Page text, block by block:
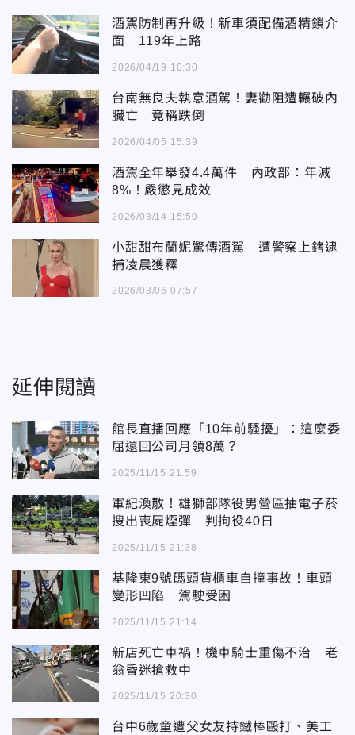
酒駕防制再升級！新車須配備酒精鎖介
面 119年上路
2026/04/19 10:30
台南無良夫執意酒駕！妻勸阻遭輾破內
臟亡 竟稱跌倒
2026/04/05 15:39
酒駕全年舉發4.4萬件 內政部：年減
8%！嚴懲見成效
2026/03/14 15:50
小甜甜布蘭妮驚傳酒駕 遭警察上銬逮
捕凌晨獲釋
2026/03/06 07:57
延伸閱讀
館長直播回應「10年前騷擾」：這麼委
屈還回公司月領8萬？
2025/11/15 21:59
軍紀渙散！雄獅部隊役男營區抽電子菸
搜出喪屍煙彈 判拘役40日
2025/11/15 21:38
基隆東9號碼頭貨櫃車自撞事故！車頭
變形凹陷 駕駛受困
2025/11/15 21:14
新店死亡車禍！機車騎士重傷不治 老
翁昏迷搶救中
2025/11/15 20:30
台中6歲童遭父女友持鐵棒毆打、美工